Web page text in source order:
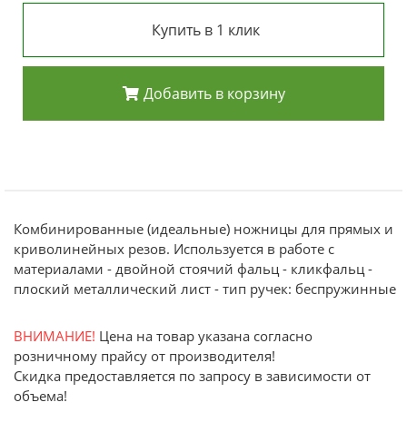
Купить в 1 клик
Добавить в корзину
Комбинированные (идеальные) ножницы для прямых и
криволинейных резов. Используется в работе с
материалами - двойной стоячий фальц - кликфальц -
плоский металлический лист - тип ручек: беспружинные
ВНИМАНИЕ! Цена на товар указана согласно
розничному прайсу от производителя!
Скидка предоставляется по запросу в зависимости от
объема!